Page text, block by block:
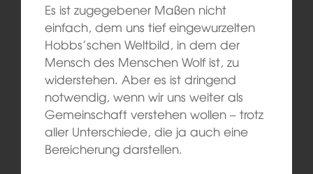
Es ist zugegebener Maßen nicht
einfach, dem uns tief eingewurzelten
Hobbs’schen Weltbild, in dem der
Mensch des Menschen Wolf ist, zu
widerstehen. Aber es ist dringend
notwendig, wenn wir uns weiter als
Gemeinschaft verstehen wollen – trotz
aller Unterschiede, die ja auch eine
Bereicherung darstellen.